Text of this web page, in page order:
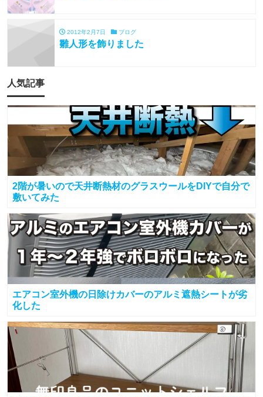
2012年2月7日 ブログ
雛人形を飾りました
人気記事
2階が暑いので天井断熱材のグラスウールをDIYで自分で
敷いてみた
エアコン室外機の日除けカバーのアルミ遮熱シートが劣
化した